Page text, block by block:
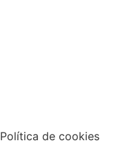
Política de cookies